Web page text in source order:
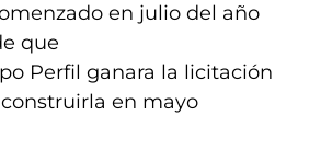
en julio del año
que
Perfil ganara la licitación
en mayo